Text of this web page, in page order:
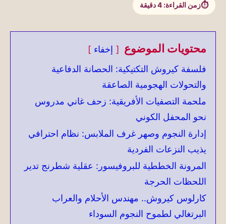
زمن القراءة: 4دقيقة
محتويات الموضوع
إخفاء
فلسفة كيروش التكتيكية: الحصانة الدفاعية
والتحولات الهجومية الصاعقة
ملحمة التصفيات الأفريقية: زحف غاني مدروس
نحو المحفل الكوني
إدارة النجوم وصهر غرف الملابس: نظام احترافي
يذيب النزعات الفردية
المرونة الخططية للبروفيسور: عقلية شطرنج تدير
اللحظات الحرجة
كارلوس كيروش.. مهندس الأحلام والعراب
البرتغالي لطموح النجوم السوداء